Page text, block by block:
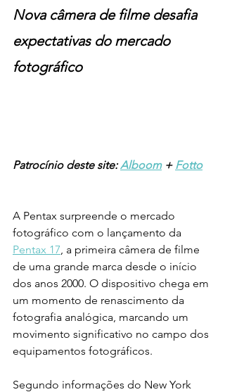
Nova câmera de filme desafia
expectativas do mercado
fotográfico
Patrocínio deste site: Alboom + Fotto
A Pentax surpreende o mercado
fotográfico com o lançamento da
Pentax 17 , a primeira câmera de filme
de uma grande marca desde o início
dos anos 2000. O dispositivo chega em
um momento de renascimento da
fotografia analógica, marcando um
movimento significativo no campo dos
equipamentos fotográficos.
Segundo informações do New York